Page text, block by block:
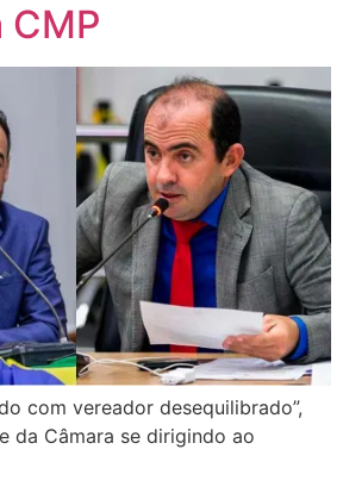
CMP
com vereador desequilibrado”,
da Câmara se dirigindo ao